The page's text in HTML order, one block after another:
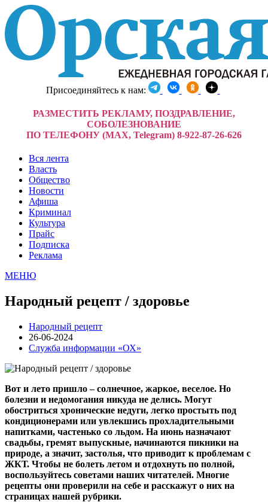
Присоединяйтесь к нам:
РАЗМЕСТИТЬ РЕКЛАМУ, ПОЗДРАВЛЕНИЕ,
СОБОЛЕЗНОВАНИЕ
ПО ТЕЛЕФОНУ (MAX, Telegram) 8-922-87-26-626
Вся лента
Власть
Общество
Новости
Афиша
Криминал
Культура
Прайс
Подписка
Реклама
МЕНЮ
Народный рецепт / здоровье
Народный рецепт
26-06-2024
Служба информации «ОХ»
Вот и лето пришло – солнечное, жаркое, веселое. Но
болезни и недомогания никуда не делись. Могут
обостриться хронические недуги, легко простыть под
кондиционерами или увлекшись прохладительными
напитками, частенько со льдом. На июнь назначают
свадьбы, гремят выпускные, начинаются пикники на
природе, а значит, застолья, что приводит к проблемам с
ЖКТ. Чтобы не болеть летом и отдохнуть по полной,
воспользуйтесь советами наших читателей. Многие
рецепты они проверили на себе и расскажут о них на
страницах нашей рубрики.